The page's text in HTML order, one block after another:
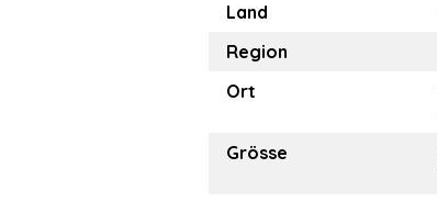
Land
Region
Ort
Grösse